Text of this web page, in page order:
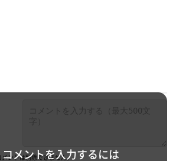
コメントを入力するには
ントは削除できません。